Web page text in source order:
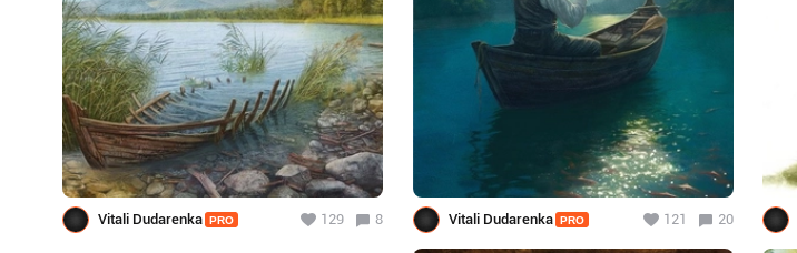
Vitali Dudarenka PRO 129 8 Vitali Dudarenka PRO 121 20